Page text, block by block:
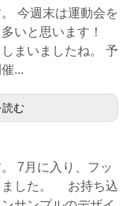
今週末は運動会を
いと思います！
まいましたね。 予
...
読む
7月に入り、フッ
ました。 お持ち込